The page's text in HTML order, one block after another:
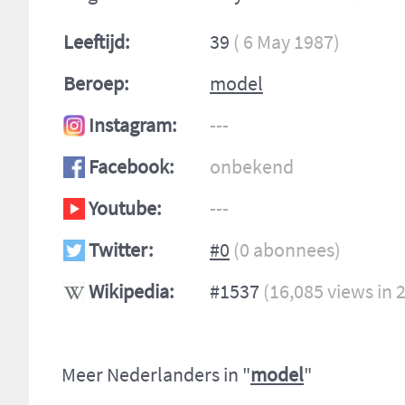
Leeftijd:
39 ( 6 May 1987)
Beroep:
model
Instagram:
---
Facebook:
onbekend
Youtube:
---
Twitter:
#0 (0 abonnees)
Wikipedia:
#1537 (16,085 views in
Meer Nederlanders in "model"